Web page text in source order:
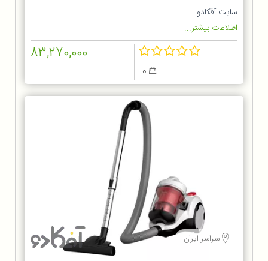
سایت آفکادو
اطلاعات بیشتر...
83,270,000
سراسر ایران